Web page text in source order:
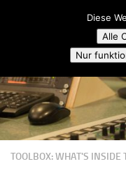
Skip to content
Campusradio
TOOLBOX: WHAT'S INSIDE
Diese
Alle
Nur